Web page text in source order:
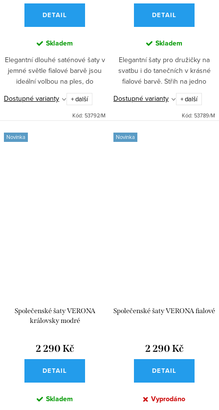
DETAIL
Skladem
Elegantní dlouhé saténové šaty v
jemné světle fialové barvě jsou
ideální volbou na ples, do
tanečních i jako šaty pro družičky
na svatbu. Pohodlné zapínání
vzadu na zip a...
Dostupné varianty + další
Kód: 53792/M
DETAIL
Skladem
Elegantní šaty pro družičky na
svatbu i do tanečních v krásné
fialové barvě. Střih na jedno
rameno, dlouhá sukně se
spodničkou a stylový rozparek.
Pohodlné zapínání na boční...
Dostupné varianty + další
Kód: 53789/M
Novinka
Společenské šaty VERONA
královsky modré
2 290 Kč
DETAIL
Skladem
Novinka
Společenské šaty VERONA fialové
2 290 Kč
DETAIL
Vyprodáno